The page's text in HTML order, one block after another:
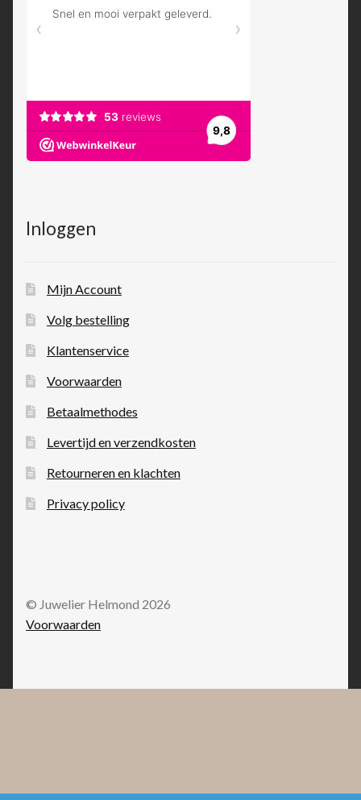
Inloggen
Mijn Account
Volg bestelling
Klantenservice
Voorwaarden
Betaalmethodes
Levertijd en verzendkosten
Retourneren en klachten
Privacy policy
© Juwelier Helmond 2026
Voorwaarden